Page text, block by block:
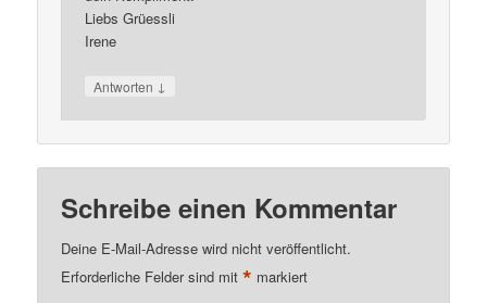
Liebs Grüessli
Irene
Antworten ↓
Schreibe einen Kommentar
Deine E-Mail-Adresse wird nicht veröffentlicht.
Erforderliche Felder sind mit* markiert